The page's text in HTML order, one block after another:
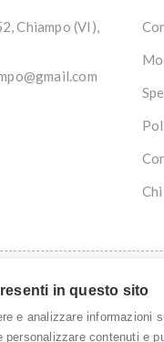
Chiampo (VI),
in questo sito
e analizzare
contenuti e